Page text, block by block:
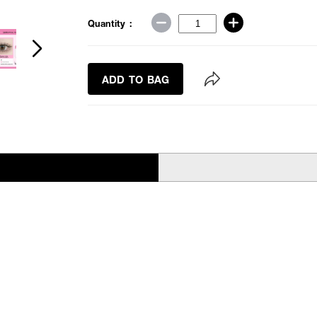
Quantity :
ADD TO BAG